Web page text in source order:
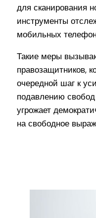
для сканирования
инструменты
мобильных
Такие меры
правозащитников,
очередной шаг к
подавлению
угрожает
на свободное